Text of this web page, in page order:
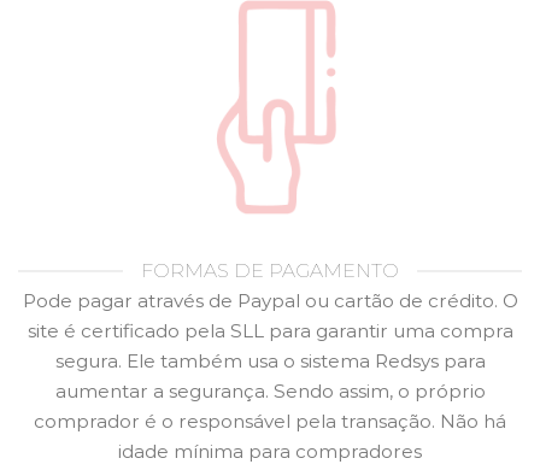
FORMAS DE PAGAMENTO
Pode pagar através de Paypal ou cartão de crédito. O
site é certificado pela SLL para garantir uma compra
segura. Ele também usa o sistema Redsys para
aumentar a segurança. Sendo assim, o próprio
comprador é o responsável pela transação. Não há
idade mínima para compradores